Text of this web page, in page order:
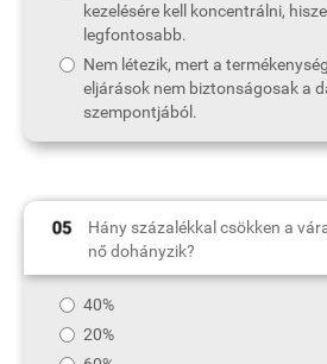
kezelésére kell koncentrálni,
legfontosabb.
Nem létezik, mert a
eljárások nem biztonságosak a
szempontjából.
Hány százalékkal csökken a
nő dohányzik?
40%
20%